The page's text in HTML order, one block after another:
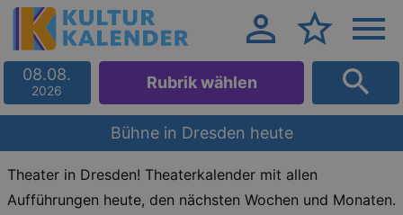
08.08.
2026 Rubrik wählen
Bühne in Dresden heute
Theater in Dresden! Theaterkalender mit allen
Aufführungen heute, den nächsten Wochen und Monaten.